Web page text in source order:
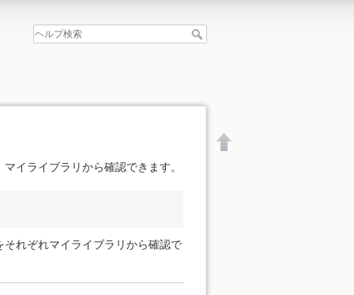
イライブラリから確認できます。
れぞれマイライブラリから確認で